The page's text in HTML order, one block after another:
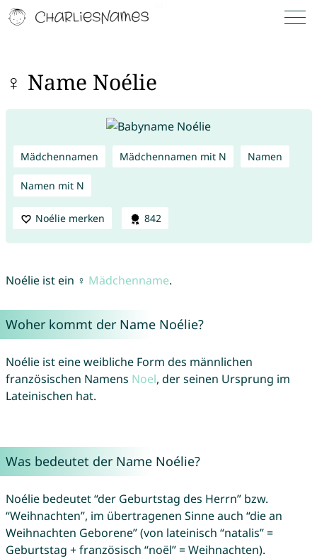
♀ Name Noélie
Mädchennamen Mädchennamen mit N Namen
Namen mit N
Noélie merken 842
Noélie ist ein ♀ Mädchenname.
Woher kommt der Name Noélie?
Noélie ist eine weibliche Form des männlichen
französischen Namens Noel, der seinen Ursprung im
Lateinischen hat.
Was bedeutet der Name Noélie?
Noélie bedeutet “der Geburtstag des Herrn” bzw.
“Weihnachten”, im übertragenen Sinne auch “die an
Weihnachten Geborene” (von lateinisch “natalis” =
Geburtstag + französisch “noël” = Weihnachten).